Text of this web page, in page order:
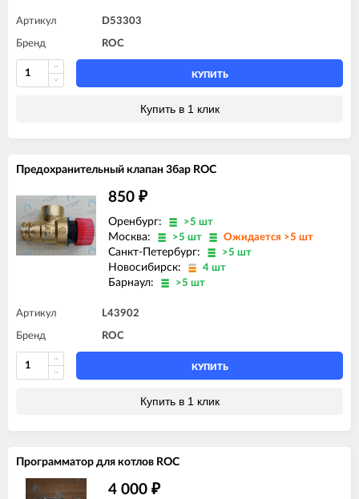
Артикул D53303
Бренд ROC
КУПИТЬ
Купить в 1 клик
Предохранительный клапан 3бар ROC
850 ₽
Оренбург: >5 шт
Москва: >5 шт Ожидается >5 шт
Санкт-Петербург: >5 шт
Новосибирск: 4 шт
Барнаул: >5 шт
Артикул L43902
Бренд ROC
КУПИТЬ
Купить в 1 клик
Программатор для котлов ROC
4 000 ₽